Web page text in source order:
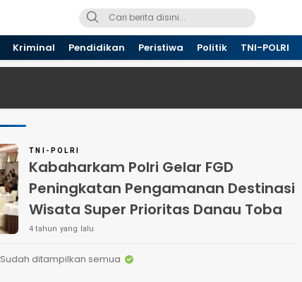
Kriminal Pendidikan Peristiwa Politik TNI-POLRI
TNI-POLRI
Kabaharkam Polri Gelar FGD
Peningkatan Pengamanan Destinasi
Wisata Super Prioritas Danau Toba
4 tahun yang lalu
Sudah ditampilkan semua